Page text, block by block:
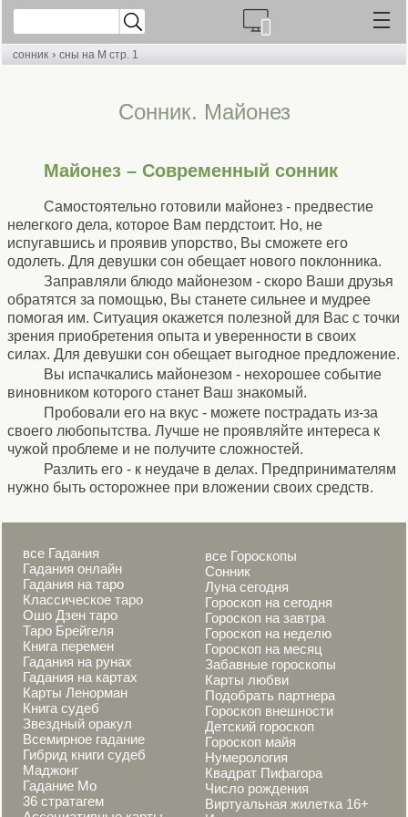
сонник › сны на М стр. 1
Cонник. Майонез
Майонез – Современный сонник
Самостоятельно готовили майонез - предвестие
нелегкого дела, которое Вам пердстоит. Но, не
испугавшись и проявив упорство, Вы сможете его
одолеть. Для девушки сон обещает нового поклонника.
Заправляли блюдо майонезом - скоро Ваши друзья
обратятся за помощью, Вы станете сильнее и мудрее
помогая им. Ситуация окажется полезной для Вас с точки
зрения приобретения опыта и уверенности в своих
силах. Для девушки сон обещает выгодное предложение.
Вы испачкались майонезом - нехорошее событие
виновником которого станет Ваш знакомый.
Пробовали его на вкус - можете пострадать из-за
своего любопытства. Лучше не проявляйте интереса к
чужой проблеме и не получите сложностей.
Разлить его - к неудаче в делах. Предпринимателям
нужно быть осторожнее при вложении своих средств.
все Гадания
Гадания онлайн
Гадания на таро
Классическое таро
Ошо Дзен таро
Таро Брейгеля
Книга перемен
Гадания на рунах
Гадания на картах
Карты Ленорман
Книга судеб
Звездный оракул
Всемирное гадание
Гибрид книги судеб
Маджонг
Гадание Мо
36 стратагем
все Гороскопы
Сонник
Луна сегодня
Гороскоп на сегодня
Гороскоп на завтра
Гороскоп на неделю
Гороскоп на месяц
Забавные гороскопы
Карты любви
Подобрать партнера
Гороскоп внешности
Детский гороскоп
Гороскоп майя
Нумерология
Квадрат Пифагора
Число рождения
Виртуальная жилетка 16+